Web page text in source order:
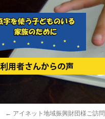
← アイネット地域振興財団様ご訪問